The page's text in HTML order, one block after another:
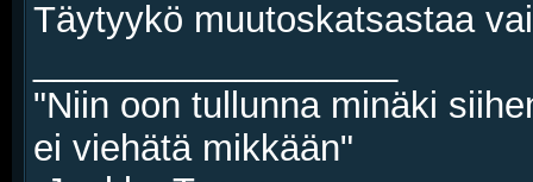
Täytyykö muutoskatsastaa
"Niin oon tullunna minäki
ei viehätä mikkään"